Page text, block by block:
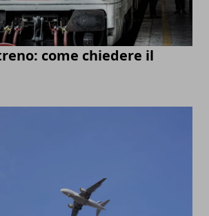
come chiedere il